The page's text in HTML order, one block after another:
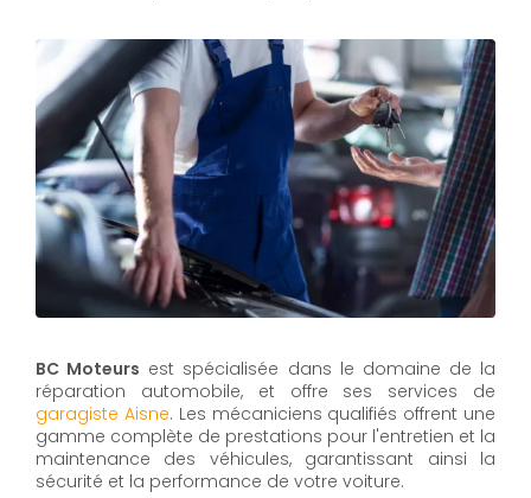
BC Moteurs est spécialisée dans le domaine de la
réparation automobile, et offre ses services de
garagiste Aisne. Les mécaniciens qualifiés offrent une
gamme complète de prestations pour l'entretien et la
maintenance des véhicules, garantissant ainsi la
sécurité et la performance de votre voiture.